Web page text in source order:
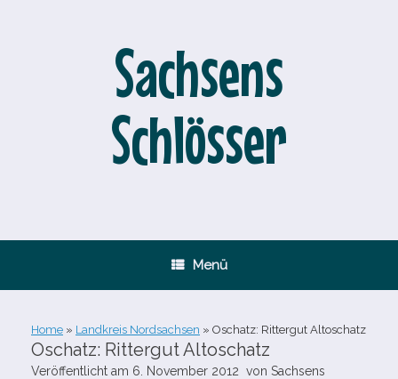
Sachsens
Schlösser
Menü
Home » Landkreis Nordsachsen » Oschatz: Rittergut Altoschatz
Oschatz: Rittergut Altoschatz
Veröffentlicht am 6. November 2012 von Sachsens